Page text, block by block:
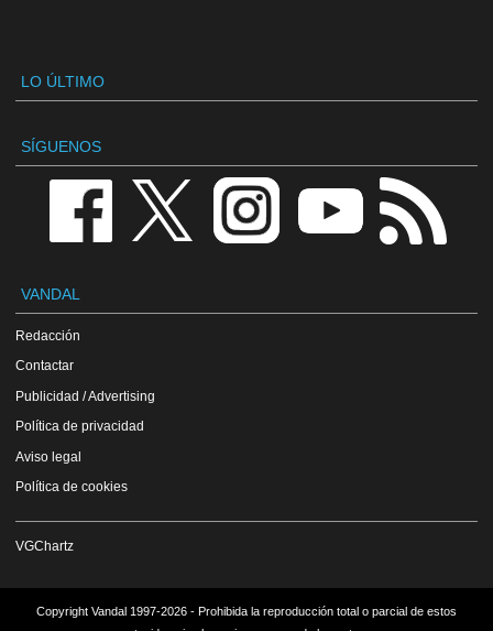
LO ÚLTIMO
SÍGUENOS
VANDAL
Redacción
Contactar
Publicidad / Advertising
Política de privacidad
Aviso legal
Política de cookies
VGChartz
Copyright Vandal 1997-2026 - Prohibida la reproducción total o parcial de estos